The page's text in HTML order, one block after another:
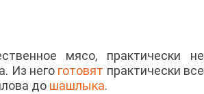
мясо, практически не
Из него готовят практически все
до шашлыка.